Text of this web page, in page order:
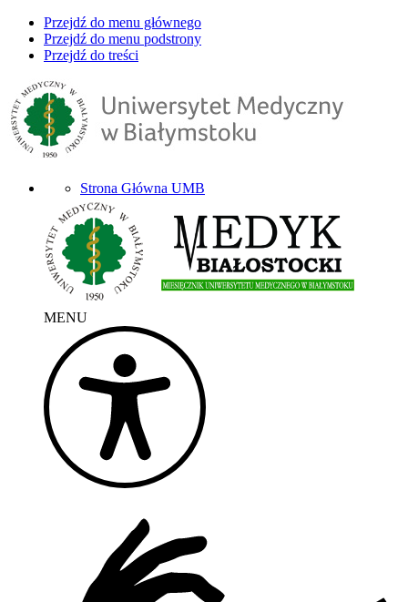
Przejdź do menu głównego
Przejdź do menu podstrony
Przejdź do treści
Strona Główna UMB
MENU